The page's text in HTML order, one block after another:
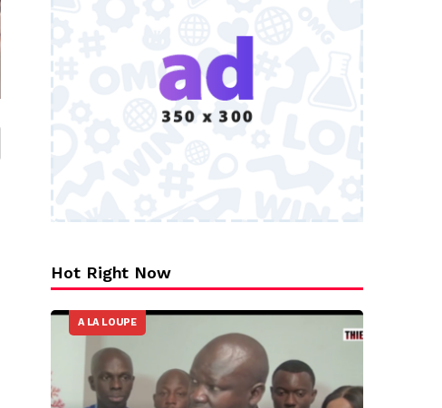
Hot Right Now
A LA LOUPE